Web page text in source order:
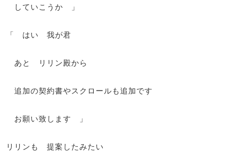
していこうか 」
「 はい 我が君
あと リリン殿から
追加の契約書やスクロールも追加です
お願い致します 」
リリンも 提案したみたい